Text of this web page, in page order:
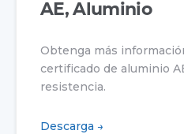
AE, Aluminio
Obtenga más
certificado de aluminio
resistencia.
Descarga →